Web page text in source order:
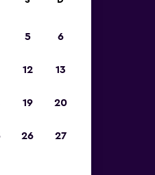
5 6
12 13
19 20
26 27